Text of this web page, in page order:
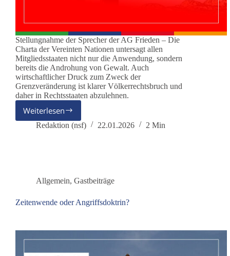
Stellungnahme der Sprecher der AG Frieden – Die
Charta der Vereinten Nationen untersagt allen
Mitgliedsstaaten nicht nur die Anwendung, sondern
bereits die Androhung von Gewalt. Auch
wirtschaftlicher Druck zum Zweck der
Grenzveränderung ist klarer Völkerrechtsbruch und
daher in Rechtsstaaten abzulehnen.
WeiterlesenDrohungen
von
Grönland
Redaktion (nsf) 22.01.2026 2 Min
Allgemein, Gastbeiträge
Zeitenwende oder Angriffsdoktrin?